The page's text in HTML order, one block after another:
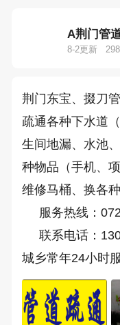
A荆门管
8-2更新
荆门东宝、掇刀
疏通各种下水道
生间地漏、水池
种物品（手机、
维修马桶、换各
服务热线：
联系电话：
城乡常年24小时